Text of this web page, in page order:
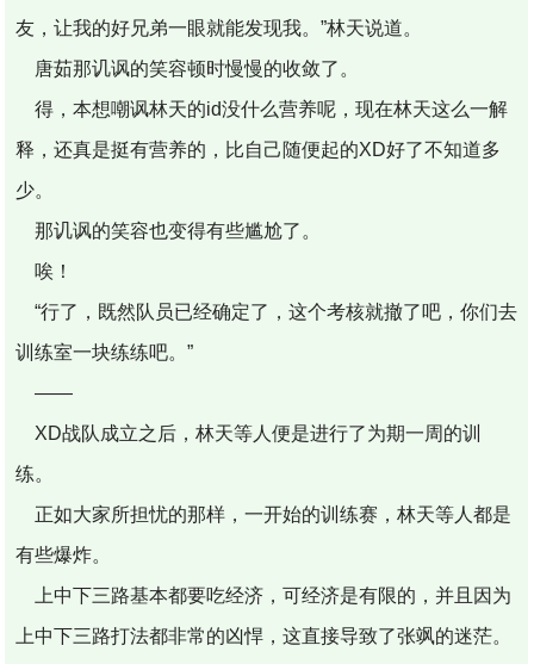
友，让我的好兄弟一眼就能发现我。”林天说道。
唐茹那讥讽的笑容顿时慢慢的收敛了。
得，本想嘲讽林天的id没什么营养呢，现在林天这么一解
释，还真是挺有营养的，比自己随便起的XD好了不知道多
少。
那讥讽的笑容也变得有些尴尬了。
唉！
“行了，既然队员已经确定了，这个考核就撤了吧，你们去
训练室一块练练吧。”
——
XD战队成立之后，林天等人便是进行了为期一周的训
练。
正如大家所担忧的那样，一开始的训练赛，林天等人都是
有些爆炸。
上中下三路基本都要吃经济，可经济是有限的，并且因为
上中下三路打法都非常的凶悍，这直接导致了张飒的迷茫。